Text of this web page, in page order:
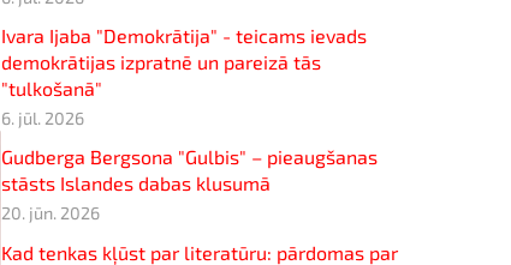
Ivara Ijaba "Demokrātija" - teicams ievads
demokrātijas izpratnē un pareizā tās
"tulkošanā"
6. jūl. 2026
Gudberga Bergsona "Gulbis" – pieaugšanas
stāsts Islandes dabas klusumā
20. jūn. 2026
Kad tenkas kļūst par literatūru: pārdomas par